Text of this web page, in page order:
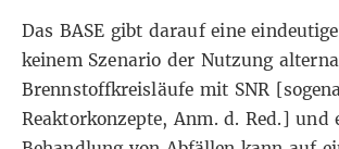
Das BASE gibt darauf eine
keinem Szenario der Nutzung
Brennstoffkreisläufe mit SNR
Reaktorkonzepte, Anm. d. Red.] und